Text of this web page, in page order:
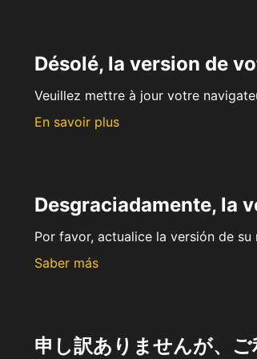
Désolé, la version de
Veuillez mettre à jour votre
En savoir plus
Desgraciadamente, la
Por favor, actualice la versión de
Saber más
申し訳ありませんが、